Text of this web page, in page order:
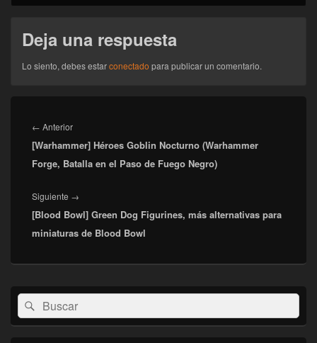
Deja una respuesta
Lo siento, debes estarconectado para publicar un comentario.
de
entradas
← AnteriorEntrada
anterior:
[Warhammer] Héroes Goblin Nocturno (Warhammer
Forge, Batalla en el Paso de Fuego Negro)
Siguiente →
siguiente:
[Blood Bowl] Green Dog Figurines, más alternativas para
miniaturas de Blood Bowl
El
área
de
Buscar
por:
Buscar